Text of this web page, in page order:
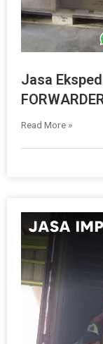
Jasa
Read More »